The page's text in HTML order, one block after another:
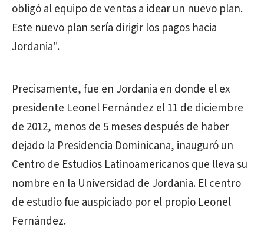
obligó al equipo de ventas a idear un nuevo plan.
Este nuevo plan sería dirigir los pagos hacia
Jordania".
Precisamente, fue en Jordania en donde el ex
presidente Leonel Fernández el 11 de diciembre
de 2012, menos de 5 meses después de haber
dejado la Presidencia Dominicana, inauguró un
Centro de Estudios Latinoamericanos que lleva su
nombre en la Universidad de Jordania. El centro
de estudio fue auspiciado por el propio Leonel
Fernández.